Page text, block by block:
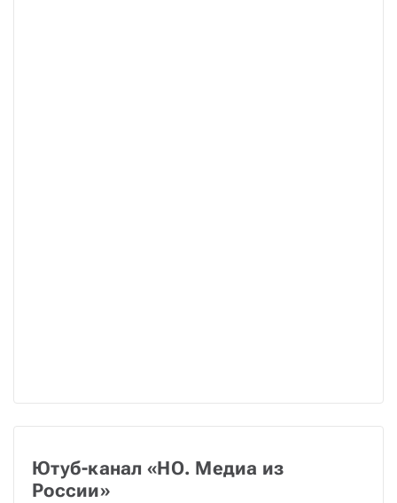
Ютуб-канал «НО. Медиа из
России»